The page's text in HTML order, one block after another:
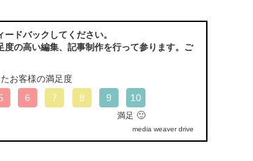
ドバックしてください。
の高い編集、記事制作を行って参ります。ご
お客様の満足度
6 7 8 9 10
満足 🙂
media weaver drive